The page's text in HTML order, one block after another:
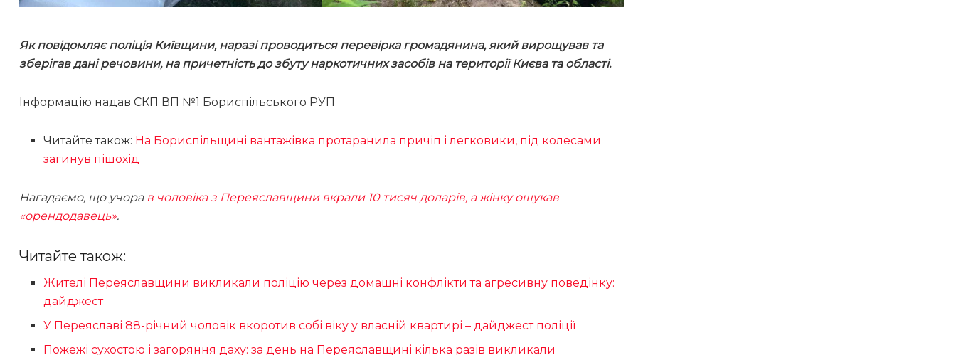
Як повідомляє поліція Київщини, наразі проводиться перевірка громадянина, який вирощував та
зберігав дані речовини, на причетність до збуту наркотичних засобів на території Києва та області.
Інформацію надав СКП ВП №1 Бориспільського РУП
Читайте також: На Бориспільщині вантажівка протаранила причіп і легковики, під колесами
загинув пішохід
Нагадаємо, що учора в чоловіка з Переяславщини вкрали 10 тисяч доларів, а жінку ошукав
«орендодавець».
Читайте також:
Жителі Переяславщини викликали поліцію через домашні конфлікти та агресивну поведінку:
дайджест
У Переяславі 88-річний чоловік вкоротив собі віку у власній квартирі – дайджест поліції
Пожежі сухостою і загоряння даху: за день на Переяславщині кілька разів викликали